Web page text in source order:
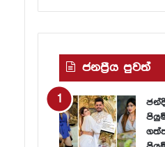
ජනප්‍රීය පුවත්